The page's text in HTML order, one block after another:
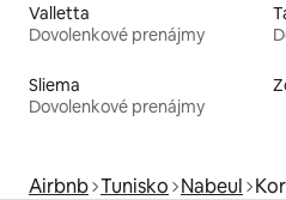
Valletta
Dovolenkové prenájmy
Sliema
Dovolenkové prenájmy
Airbnb Tunisko Nabeul